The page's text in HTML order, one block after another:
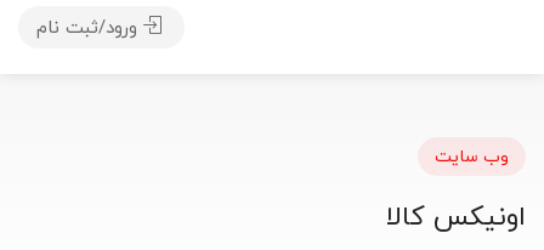
ورود/ثبت نام
وب سایت
اونیکس کالا